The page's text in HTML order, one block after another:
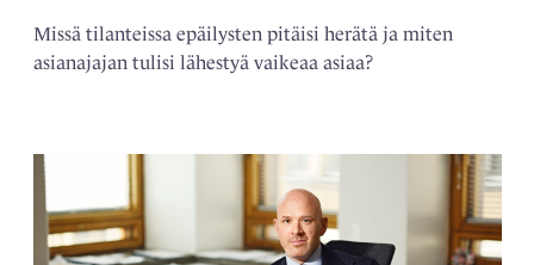
Missä tilanteissa epäilysten pitäisi herätä ja miten
asianajajan tulisi lähestyä vaikeaa asiaa?